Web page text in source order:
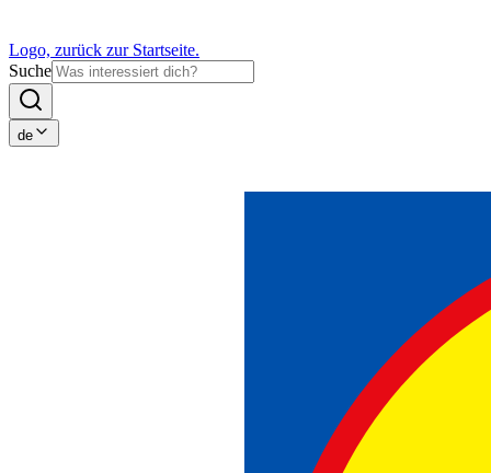
Logo, zurück zur Startseite.
Suche
de